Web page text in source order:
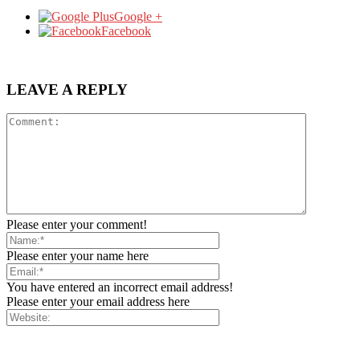
Google +
Facebook
LEAVE A REPLY
Please enter your comment!
Please enter your name here
You have entered an incorrect email address!
Please enter your email address here